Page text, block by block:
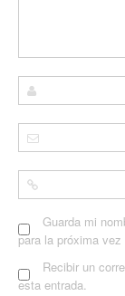
Guarda mi
para la próxima
Recibir un
esta entrada.